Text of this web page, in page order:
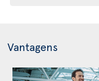
Vantagens